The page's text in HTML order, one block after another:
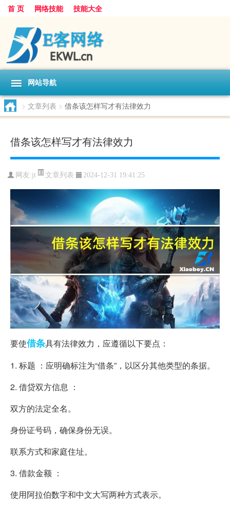
首 页 网络技能 技能大全
网站导航
> 文章列表 > 借条该怎样写才有法律效力
借条该怎样写才有法律效力
网友:jt 文章列表 2024-12-31 19:41:25
要使借条具有法律效力，应遵循以下要点：
1. 标题 ：应明确标注为“借条”，以区分其他类型的条据。
2. 借贷双方信息 ：
双方的法定全名。
身份证号码，确保身份无误。
联系方式和家庭住址。
3. 借款金额 ：
使用阿拉伯数字和中文大写两种方式表示。